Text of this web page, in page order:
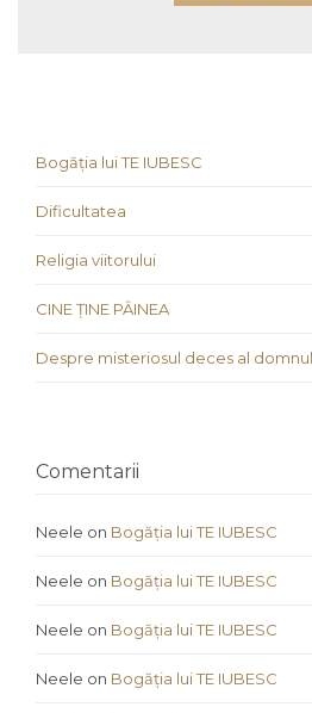
Bogăția lui TE IUBESC
Dificultatea
Religia viitorului
CINE ȚINE PÂINEA
Despre misteriosul deces al
Comentarii
Neele on Bogăția lui TE IUBESC
Neele on Bogăția lui TE IUBESC
Neele on Bogăția lui TE IUBESC
Neele on Bogăția lui TE IUBESC